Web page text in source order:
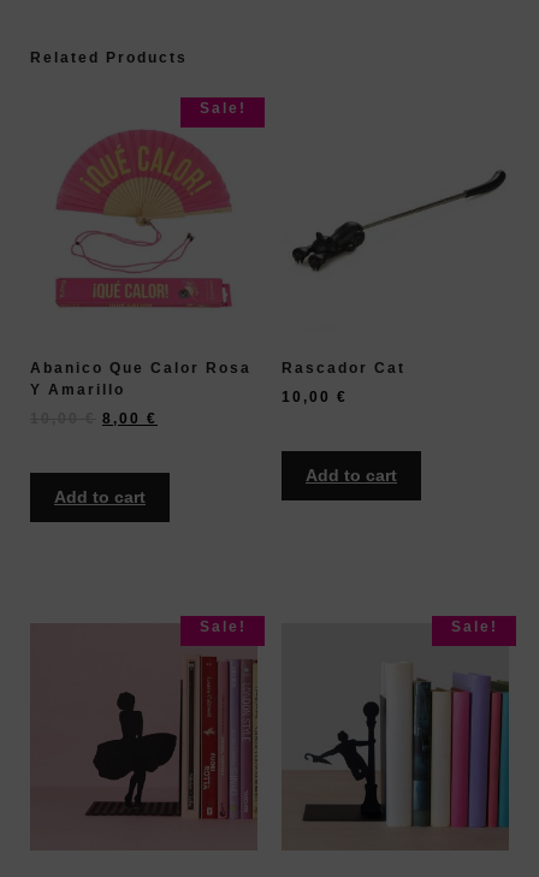
Related Products
Sale!
Abanico Que Calor Rosa
Y Amarillo
8,00 €
Add to cart
Rascador Cat
10,00 €
Add to cart
Sale! Sale!